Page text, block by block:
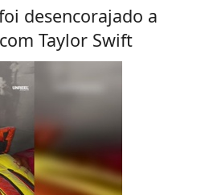
desencorajado a
Taylor Swift